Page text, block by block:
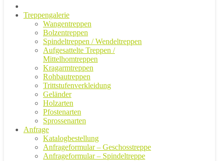
Treppengalerie
Wangentreppen
Bolzentreppen
Spindeltreppen / Wendeltreppen
Aufgesattelte Treppen /
Mittelhomtreppen
Kragarmtreppen
Rohbautreppen
Trittstufenverkleidung
Geländer
Holzarten
Pfostenarten
Sprossenarten
Anfrage
Katalogbestellung
Anfrageformular – Geschosstreppe
Anfrageformular – Spindeltreppe